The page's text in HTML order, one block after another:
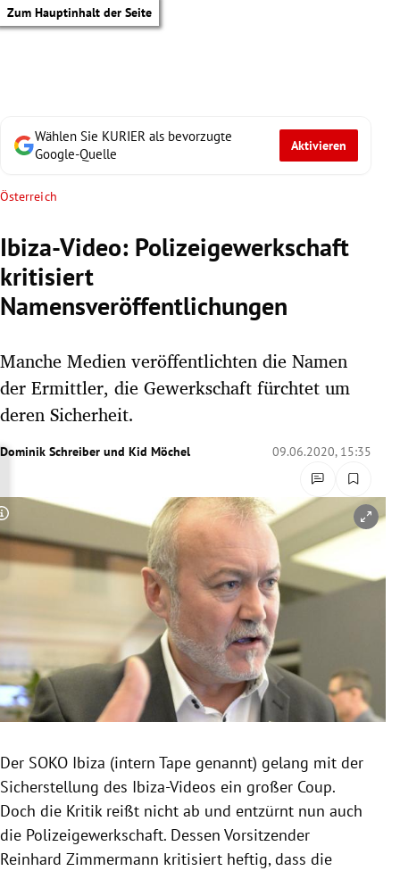
Zum Hauptinhalt der Seite
Untermenü
Untermenü
Untermenü
Untermenü
Untermenü
Untermenü
Untermenü
Wählen Sie KURIER als bevorzugte
Google-Quelle
Aktivieren
Österreich
Ibiza-Video: Polizeigewerkschaft
kritisiert
Namensveröffentlichungen
Manche Medien veröffentlichten die Namen
der Ermittler, die Gewerkschaft fürchtet um
deren Sicherheit.
Dominik Schreiber und Kid Möchel 09.06.2020, 15:35
Copyright-Hinweis öffnen/schließen
Der SOKO Ibiza (intern Tape genannt) gelang mit der
Sicherstellung des Ibiza-Videos ein großer Coup.
Doch die Kritik reißt nicht ab und entzürnt nun auch
die Polizeigewerkschaft. Dessen Vorsitzender
Reinhard Zimmermann kritisiert heftig, dass die